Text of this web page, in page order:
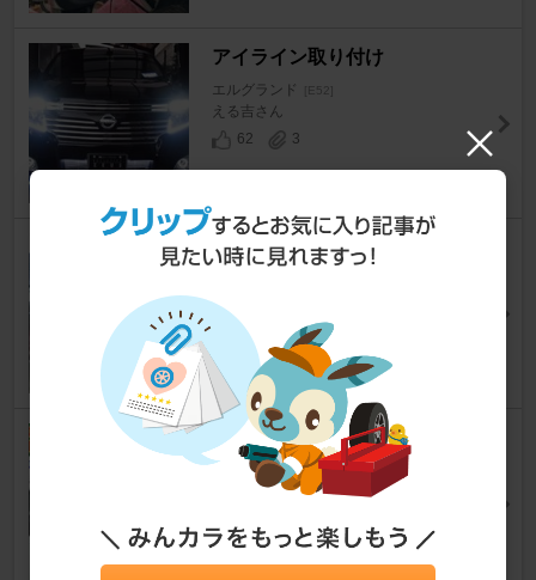
アイライン取り付け
エルグランド [E52]
える吉さん
62
3
ディーラーOPナビをステアリ
エルグランド
てひあゆさん
21
パワーウインドウ・オート化
エルグランド [E52]
北国のビールさん